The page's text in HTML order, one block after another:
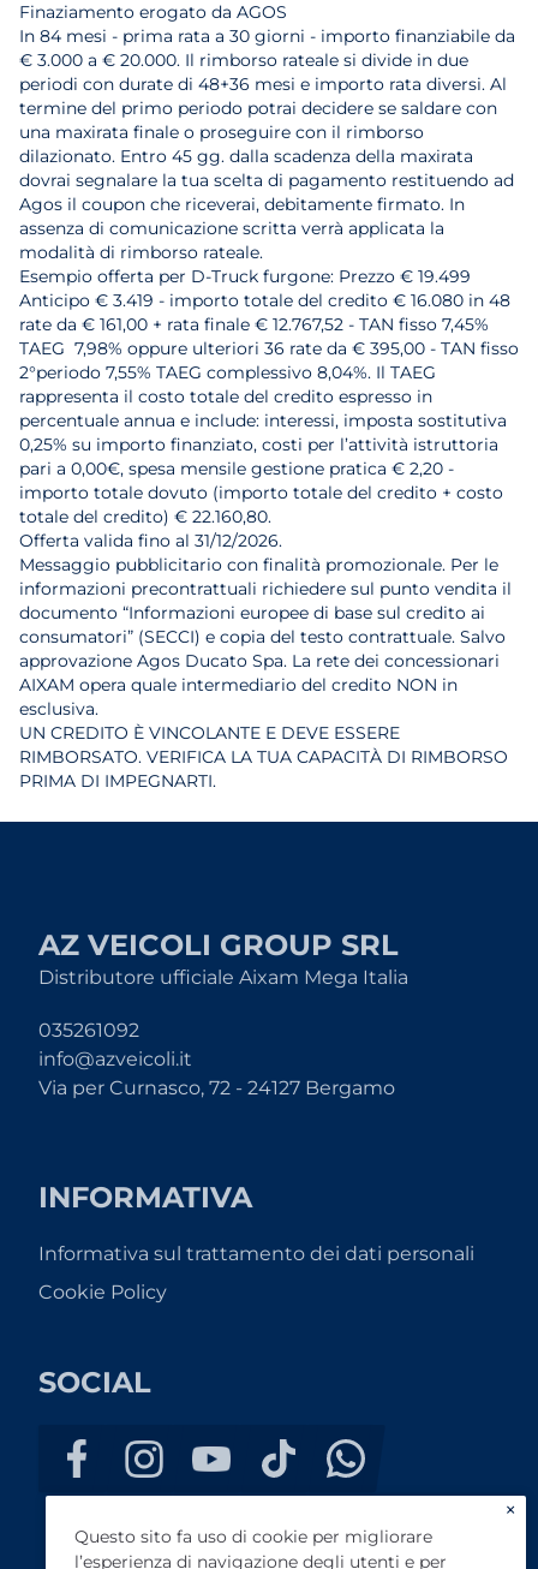
Finaziamento erogato da AGOS
In 84 mesi - prima rata a 30 giorni - importo finanziabile da
€ 3.000 a € 20.000. Il rimborso rateale si divide in due
periodi con durate di 48+36 mesi e importo rata diversi. Al
termine del primo periodo potrai decidere se saldare con
una maxirata finale o proseguire con il rimborso
dilazionato. Entro 45 gg. dalla scadenza della maxirata
dovrai segnalare la tua scelta di pagamento restituendo ad
Agos il coupon che riceverai, debitamente firmato. In
assenza di comunicazione scritta verrà applicata la
modalità di rimborso rateale.
Esempio offerta per D-Truck furgone: Prezzo € 19.499
Anticipo € 3.419 - importo totale del credito € 16.080 in 48
rate da € 161,00 + rata finale € 12.767,52 - TAN fisso 7,45%
TAEG 7,98% oppure ulteriori 36 rate da € 395,00 - TAN fisso
2°periodo 7,55% TAEG complessivo 8,04%. Il TAEG
rappresenta il costo totale del credito espresso in
percentuale annua e include: interessi, imposta sostitutiva
0,25% su importo finanziato, costi per l’attività istruttoria
pari a 0,00€, spesa mensile gestione pratica € 2,20 -
importo totale dovuto (importo totale del credito + costo
totale del credito) € 22.160,80.
Offerta valida fino al 31/12/2026.
Messaggio pubblicitario con finalità promozionale. Per le
informazioni precontrattuali richiedere sul punto vendita il
documento “Informazioni europee di base sul credito ai
consumatori” (SECCI) e copia del testo contrattuale. Salvo
approvazione Agos Ducato Spa. La rete dei concessionari
AIXAM opera quale intermediario del credito NON in
esclusiva.
UN CREDITO È VINCOLANTE E DEVE ESSERE
RIMBORSATO. VERIFICA LA TUA CAPACITÀ DI RIMBORSO
PRIMA DI IMPEGNARTI.
AZ VEICOLI GROUP SRL
Distributore ufficiale Aixam Mega Italia
035261092
info@azveicoli.it
Via per Curnasco, 72 - 24127 Bergamo
INFORMATIVA
Informativa sul trattamento dei dati personali
Cookie Policy
SOCIAL
×
Questo sito fa uso di cookie per migliorare
l’esperienza di navigazione degli utenti e per